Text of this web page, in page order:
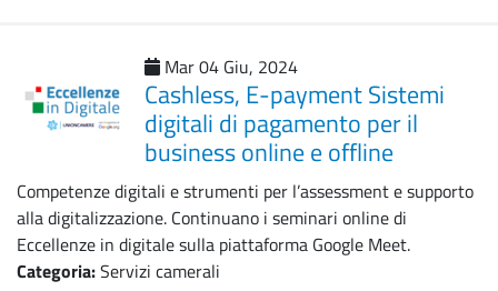
Mar 04 Giu, 2024
Cashless, E-payment Sistemi
digitali di pagamento per il
business online e offline
Competenze digitali e strumenti per l’assessment e supporto
alla digitalizzazione. Continuano i seminari online di
Eccellenze in digitale sulla piattaforma Google Meet.
Categoria:Servizi camerali